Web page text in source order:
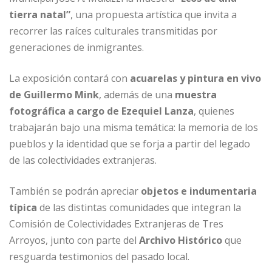
tierra natal”, una propuesta artística que invita a
recorrer las raíces culturales transmitidas por
generaciones de inmigrantes.
La exposición contará con acuarelas y pintura en vivo
de Guillermo Mink, además de una muestra
fotográfica a cargo de Ezequiel Lanza, quienes
trabajarán bajo una misma temática: la memoria de los
pueblos y la identidad que se forja a partir del legado
de las colectividades extranjeras.
También se podrán apreciar objetos e indumentaria
típica de las distintas comunidades que integran la
Comisión de Colectividades Extranjeras de Tres
Arroyos, junto con parte del Archivo Históricoque
resguarda testimonios del pasado local.